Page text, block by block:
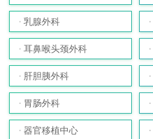
乳腺外科
耳鼻喉头颈外科
肝胆胰外科
胃肠外科
器官移植中心